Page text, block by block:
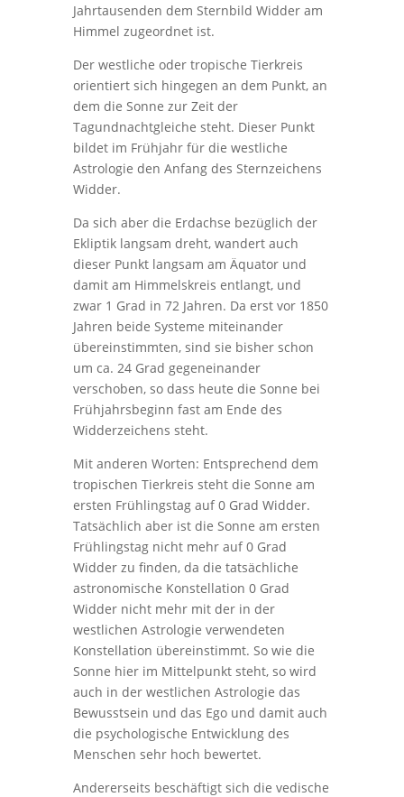
Jahrtausenden dem Sternbild Widder am
Himmel zugeordnet ist.
Der westliche oder tropische Tierkreis
orientiert sich hingegen an dem Punkt, an
dem die Sonne zur Zeit der
Tagundnachtgleiche steht. Dieser Punkt
bildet im Frühjahr für die westliche
Astrologie den Anfang des Sternzeichens
Widder.
Da sich aber die Erdachse bezüglich der
Ekliptik langsam dreht, wandert auch
dieser Punkt langsam am Äquator und
damit am Himmelskreis entlangt, und
zwar 1 Grad in 72 Jahren. Da erst vor 1850
Jahren beide Systeme miteinander
übereinstimmten, sind sie bisher schon
um ca. 24 Grad gegeneinander
verschoben, so dass heute die Sonne bei
Frühjahrsbeginn fast am Ende des
Widderzeichens steht.
Mit anderen Worten: Entsprechend dem
tropischen Tierkreis steht die Sonne am
ersten Frühlingstag auf 0 Grad Widder.
Tatsächlich aber ist die Sonne am ersten
Frühlingstag nicht mehr auf 0 Grad
Widder zu finden, da die tatsächliche
astronomische Konstellation 0 Grad
Widder nicht mehr mit der in der
westlichen Astrologie verwendeten
Konstellation übereinstimmt. So wie die
Sonne hier im Mittelpunkt steht, so wird
auch in der westlichen Astrologie das
Bewusstsein und das Ego und damit auch
die psychologische Entwicklung des
Menschen sehr hoch bewertet.
Andererseits beschäftigt sich die vedische